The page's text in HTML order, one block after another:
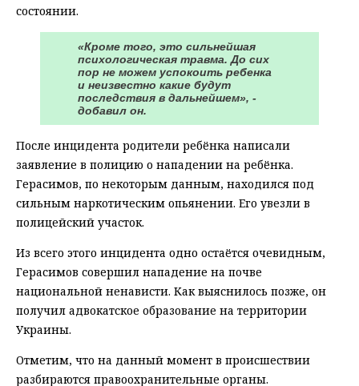
состоянии.
«Кроме того, это сильнейшая
психологическая травма. До сих
пор не можем успокоить ребенка
и неизвестно какие будут
последствия в дальнейшем», -
добавил он.
После инцидента родители ребёнка написали
заявление в полицию о нападении на ребёнка.
Герасимов, по некоторым данным, находился под
сильным наркотическим опьянении. Его увезли в
полицейский участок.
Из всего этого инцидента одно остаётся очевидным,
Герасимов совершил нападение на почве
национальной ненависти. Как выяснилось позже, он
получил адвокатское образование на территории
Украины.
Отметим, что на данный момент в происшествии
разбираются правоохранительные органы.